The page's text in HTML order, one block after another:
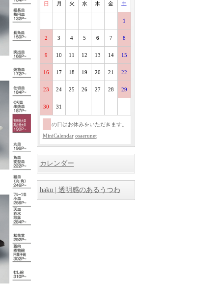
日 月 火 水 木 金 土
1
2 3 4 5 6 7 8
9 10 11 12 13 14 15
16 17 18 19 20 21 22
23 24 25 26 27 28 29
30 31
の日はお休みをいただきます。
MiniCalendar osaerunet
カレンダー
haku | 透明感のあるうつわ